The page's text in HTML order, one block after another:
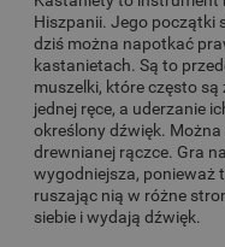
Hiszpanii. Jego początki
dziś można napotkać
kastanietach. Są to
muszelki, które często
jednej ręce, a uderzanie
określony dźwięk.
drewnianej rączce. Gra
wygodniejsza, ponieważ
ruszając nią w różne
siebie i wydają dźwięk.